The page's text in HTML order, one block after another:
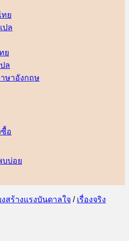
ทย
ปล
ย
ล
ษาอังกฤษ
อ
บบ่อย
งสร้างแรงบันดาลใจ / เรื่องจริง